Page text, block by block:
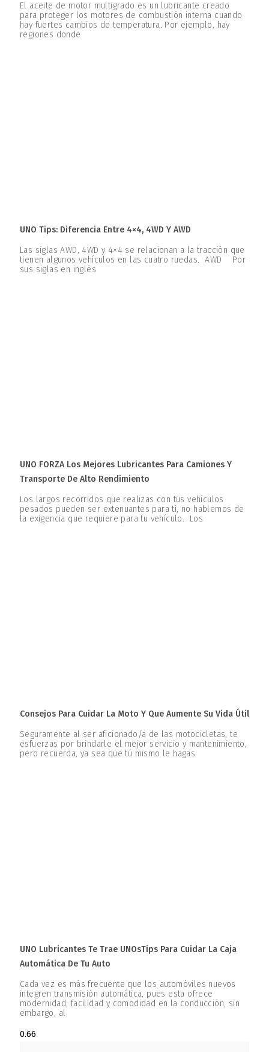
El aceite de motor multigrado es un lubricante creado
para proteger los motores de combustión interna cuando
hay fuertes cambios de temperatura. Por ejemplo, hay
regiones donde
UNO Tips: Diferencia Entre 4×4, 4WD Y AWD
Las siglas AWD, 4WD y 4×4 se relacionan a la tracción que
tienen algunos vehículos en las cuatro ruedas. AWD Por
sus siglas en inglés
UNO FORZA Los Mejores Lubricantes Para Camiones Y
Transporte De Alto Rendimiento
Los largos recorridos que realizas con tus vehículos
pesados pueden ser extenuantes para ti, no hablemos de
la exigencia que requiere para tu vehículo. Los
Consejos Para Cuidar La Moto Y Que Aumente Su Vida Útil
Seguramente al ser aficionado/a de las motocicletas, te
esfuerzas por brindarle el mejor servicio y mantenimiento,
pero recuerda, ya sea que tú mismo le hagas
UNO Lubricantes Te Trae UNOsTips Para Cuidar La Caja
Automática De Tu Auto
Cada vez es más frecuente que los automóviles nuevos
integren transmisión automática, pues esta ofrece
modernidad, facilidad y comodidad en la conducción, sin
embargo, al